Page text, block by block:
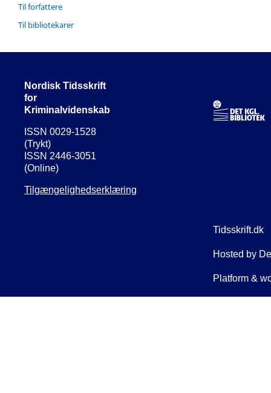
Til forfattere
Til bibliotekarer
Nordisk Tidsskrift
for
Kriminalvidenskab
ISSN 0029-1528
(Trykt)
ISSN 2446-3051
(Online)
Tilgængelighedserklæring